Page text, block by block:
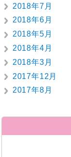
2018年7月
2018年6月
2018年5月
2018年4月
2018年3月
2017年12月
2017年8月